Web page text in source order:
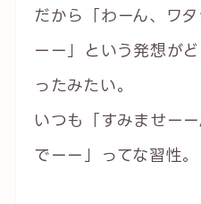
だから「わーん、ワ
ーー」という発想が
ったみたい。
いつも「すみませー
でーー」ってな習性。